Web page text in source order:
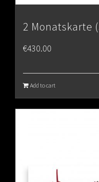
2 Monatskarte
€430.00
Add to cart